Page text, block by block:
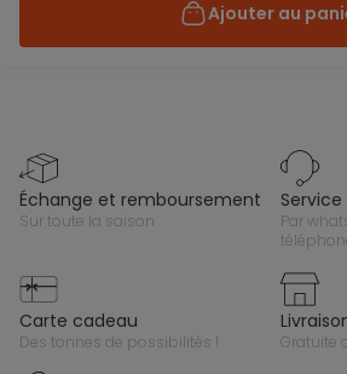
Ajouter au
échange et remboursement
sur toute la saison
par whatsapp, e-mail ou
carte cadeau
des tonnes de possibilités !